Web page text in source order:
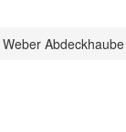
Weber